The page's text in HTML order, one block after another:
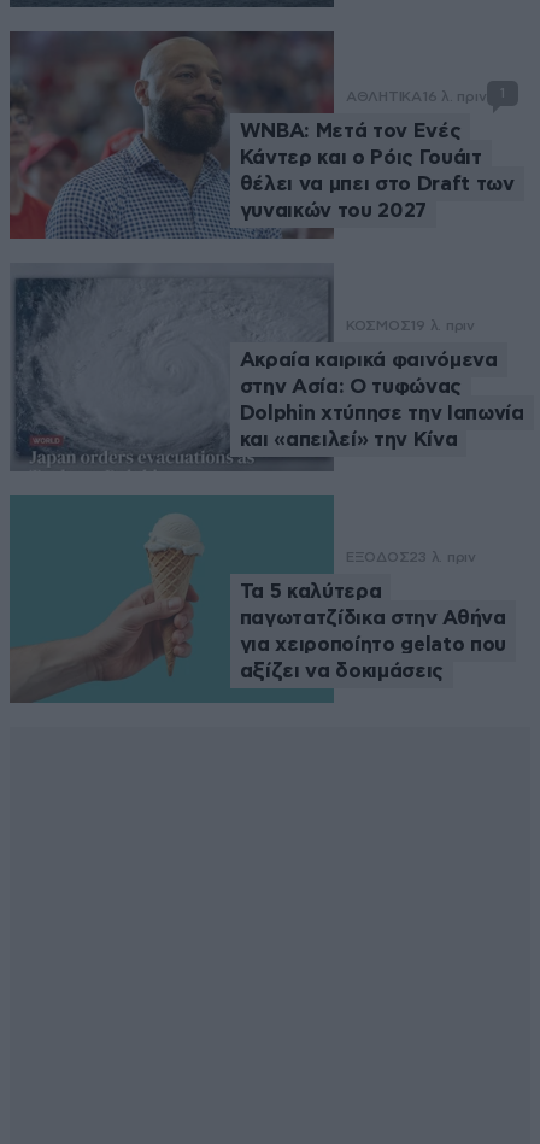
ΑΘΛΗΤΙΚΑ 16 λ. πριν 1
WNBA: Μετά τον Ενές
Κάντερ και ο Ρόις Γουάιτ
θέλει να μπει στο Draft των
γυναικών του 2027
ΚΟΣΜΟΣ 19 λ. πριν
Ακραία καιρικά φαινόμενα
στην Ασία: Ο τυφώνας
Dolphin χτύπησε την Ιαπωνία
και «απειλεί» την Κίνα
ΕΞΟΔΟΣ23 λ. πριν
Τα 5 καλύτερα
παγωτατζίδικα στην Αθήνα
για χειροποίητο gelato που
αξίζει να δοκιμάσεις